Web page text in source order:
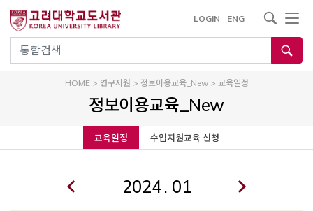
건
기
통합검색
LOGIN ENG
사이트내 검색
HOME> 연구지원 > 정보이용교육_New> 교육일정
정보이용교육_New
교육일정 수업지원교육 신청
.